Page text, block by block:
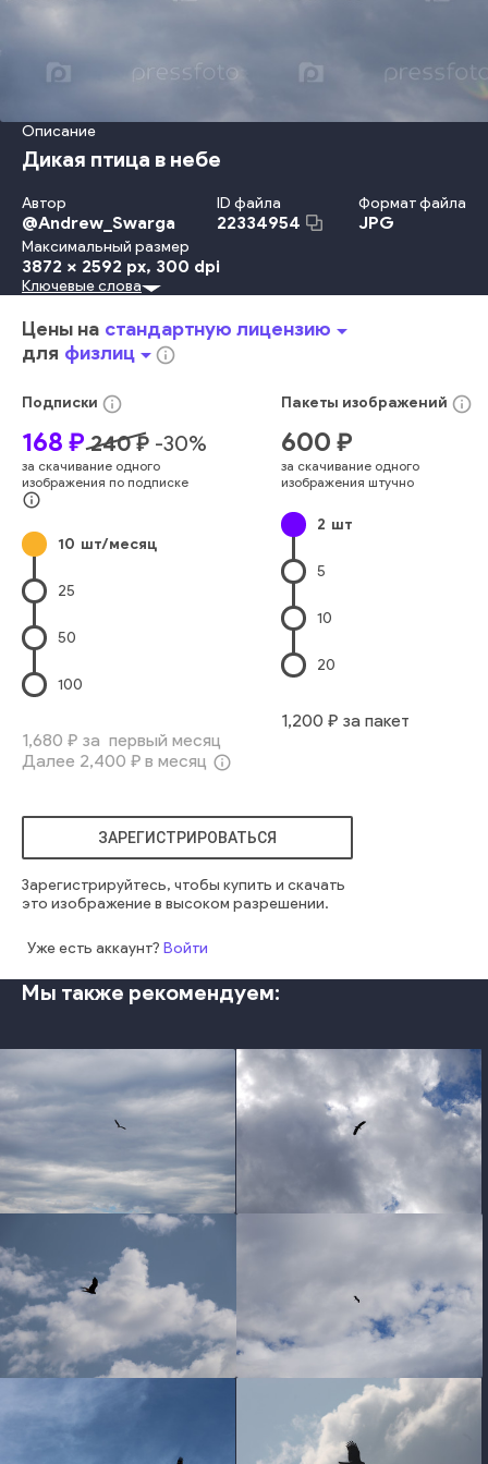
Описание
Дикая птица в небе
Автор
@Andrew_Swarga
ID файла
22334954
Формат файла
JPG
Максимальный размер
3872 x 2592 px, 300 dpi
Небо Длинный Летать
большой
крылья пейзаж птица поперек
белый
природа белый
Ключевые слова
Цены на стандартную лицензиюarrow_drop_down
для физлицarrow_drop_downinfo_outline
Подписки info_outline
168 ₽ 240₽ -30%
за скачивание одного
изображения по подписке
info_outline
10 шт/месяц
25
50
100
1,680 ₽ за первый месяц
Далее 2,400 ₽ в месяц info_outline
Пакеты изображений info_outline
600 ₽
за скачивание одного
изображения штучно
2 шт
5
10
20
1,200 ₽ за пакет
ЗАРЕГИСТРИРОВАТЬСЯ
Зарегистрируйтесь, чтобы купить и скачать
это изображение в высоком разрешении.
Уже есть аккаунт? Войти
Мы также рекомендуем:
photo photo
photo photo